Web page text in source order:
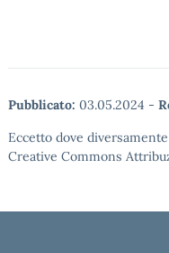
Pubblicato: 03.05.2024 -
Eccetto dove
Creative Commons